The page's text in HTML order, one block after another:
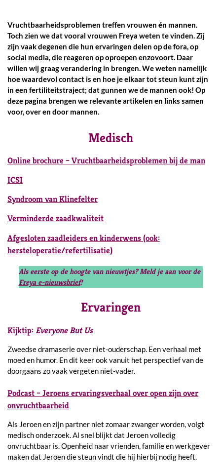
Vruchtbaarheidsproblemen treffen vrouwen én mannen.
Toch zien we dat vooral vrouwen Freya weten te vinden. Zij
zijn vaak degenen die hun ervaringen delen op de fora, op
social media, die reageren op oproepen enzovoort. Daar
willen wij graag verandering in brengen. We weten namelijk
hoe waardevol contact is en hoe je elkaar tot steun kunt zijn
in een fertiliteitstraject; dat gunnen we de mannen ook! Op
deze pagina brengen we relevante artikelen en links samen
voor, over en door mannen.
Medisch
Online brochure – Vruchtbaarheidsproblemen bij de man
ICSI
Syndroom van Klinefelter
Verminderde zaadkwaliteit
Afgesloten zaadleiders en kinderwens (ook:
hersteloperatie/refertilisatie)
Als eerste op de hoogte van nieuwtjes? Meld je aan voor de
Freya e-nieuwsbrief!
Ervaringen
Kijktip: Everyone But Us
Zweedse dramaserie over niet-ouderschap. Een verhaal met
moed en humor. En dit keer ook vanuit het perspectief van de
doorgaans zo vaak vergeten niet-vader.
Podcast – Jeroens ervaringsverhaal over open zijn over
onvruchtbaarheid
Als Jeroen en zijn partner niet zomaar zwanger worden, volgt
medisch onderzoek. Al snel blijkt dat Jeroen volledig
onvruchtbaar is. Openheid naar vrienden, familie en werkgever
maken dat Jeroen die steun vindt die hij hierbij nodig heeft.